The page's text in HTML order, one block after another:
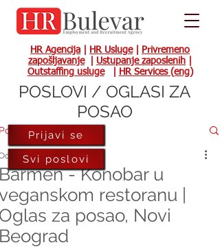
HR Agencija HR Usluge|
Privremeno
zapošljavanje| Ustupanje zaposlenih
Outstaffing usluge| HR Services (eng)
- Konobar u
restoranu |
za posao, Novi
16, 2023
Prijavi se
Svi poslovi
POSLOVI / OGLASI ZA
POSAO